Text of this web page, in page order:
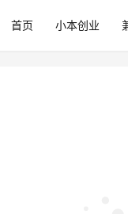
首页 小本创业